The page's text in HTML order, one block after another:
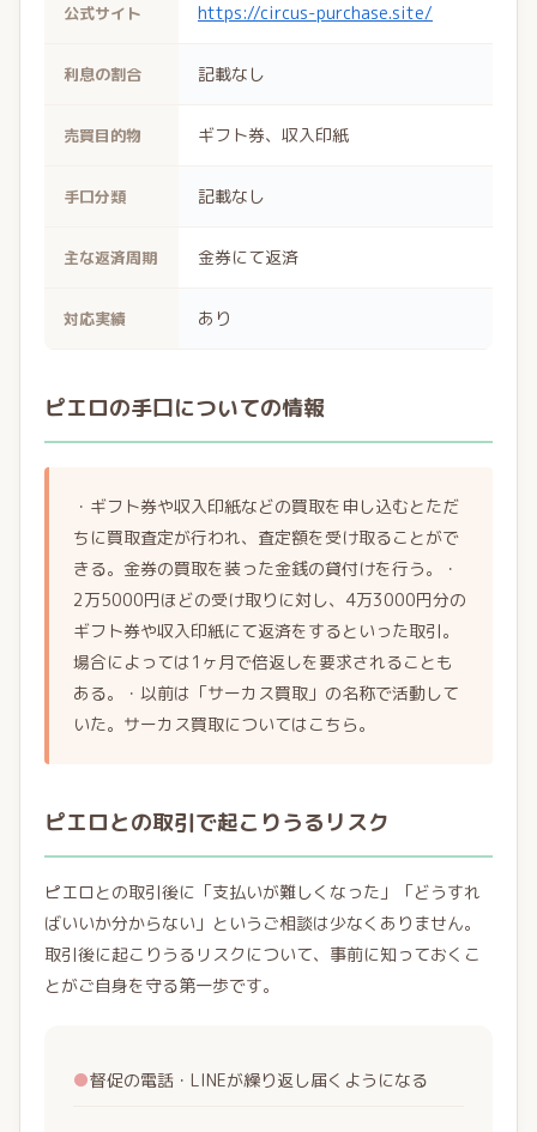
公式サイト https://circus-purchase.site/
利息の割合 記載なし
売買目的物 ギフト券、収入印紙
手口分類 記載なし
主な返済周期 金券にて返済
対応実績 あり
ピエロの手口についての情報
・ギフト券や収入印紙などの買取を申し込むとただ
ちに買取査定が行われ、査定額を受け取ることがで
きる。金券の買取を装った金銭の貸付けを行う。・
2万5000円ほどの受け取りに対し、4万3000円分の
ギフト券や収入印紙にて返済をするといった取引。
場合によっては1ヶ月で倍返しを要求されることも
ある。・以前は「サーカス買取」の名称で活動して
いた。サーカス買取についてはこちら。
ピエロとの取引で起こりうるリスク
ピエロとの取引後に「支払いが難しくなった」「どうすれ
ばいいか分からない」というご相談は少なくありません。
取引後に起こりうるリスクについて、事前に知っておくこ
とがご自身を守る第一歩です。
●督促の電話・LINEが繰り返し届くようになる